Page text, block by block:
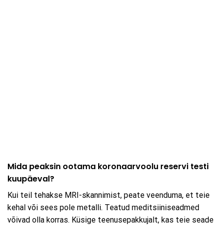
Mida peaksin ootama koronaarvoolu reservi testi
kuupäeval?
Kui teil tehakse MRI-skannimist, peate veenduma, et teie
kehal või sees pole metalli. Teatud meditsiiniseadmed
võivad olla korras. Küsige teenusepakkujalt, kas teie seade